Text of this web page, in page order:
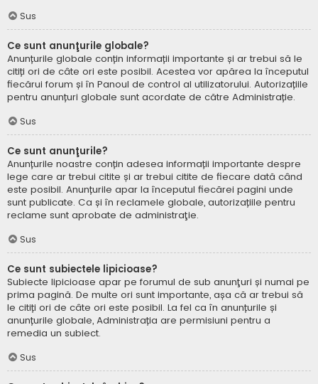
Sus
Ce sunt anunţurile globale?
Anunțurile globale conțin informații importante și ar trebui să le
citiți ori de câte ori este posibil. Acestea vor apărea la începutul
fiecărui forum și în Panoul de control al utilizatorului. Autorizațiile
pentru anunțuri globale sunt acordate de către Administrație.
Sus
Ce sunt anunţurile?
Anunțurile noastre conțin adesea informații importante despre
lege care ar trebui citite și ar trebui citite de fiecare dată când
este posibil. Anunțurile apar la începutul fiecărei pagini unde
sunt publicate. Ca și în reclamele globale, autorizațiile pentru
reclame sunt aprobate de administraţie.
Sus
Ce sunt subiectele lipicioase?
Subiecte lipicioase apar pe forumul de sub anunţuri și numai pe
prima pagină. De multe ori sunt importante, așa că ar trebui să
le citiți ori de câte ori este posibil. La fel ca în anunțurile și
anunțurile globale, Administrația are permisiuni pentru a
remedia un subiect.
Sus